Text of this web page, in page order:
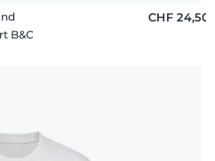
B&C
CHF 24,50